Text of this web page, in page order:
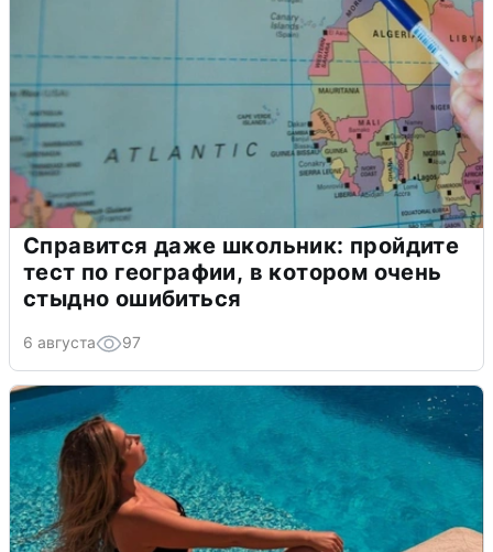
Справится даже школьник: пройдите
тест по географии, в котором очень
стыдно ошибиться
6 августа 97